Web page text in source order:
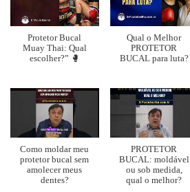
Protetor Bucal
Muay Thai: Qual
escolher?” 🥊
Qual o Melhor
PROTETOR
BUCAL para luta?
Como moldar meu
protetor bucal sem
amolecer meus
dentes?
PROTETOR
BUCAL: moldável
ou sob medida,
qual o melhor?